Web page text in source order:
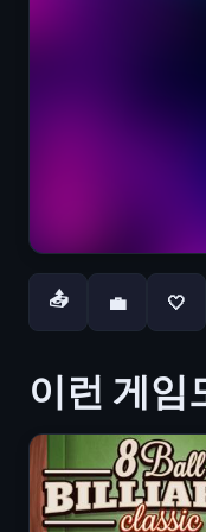
📤 💼 🤍
이런 게임